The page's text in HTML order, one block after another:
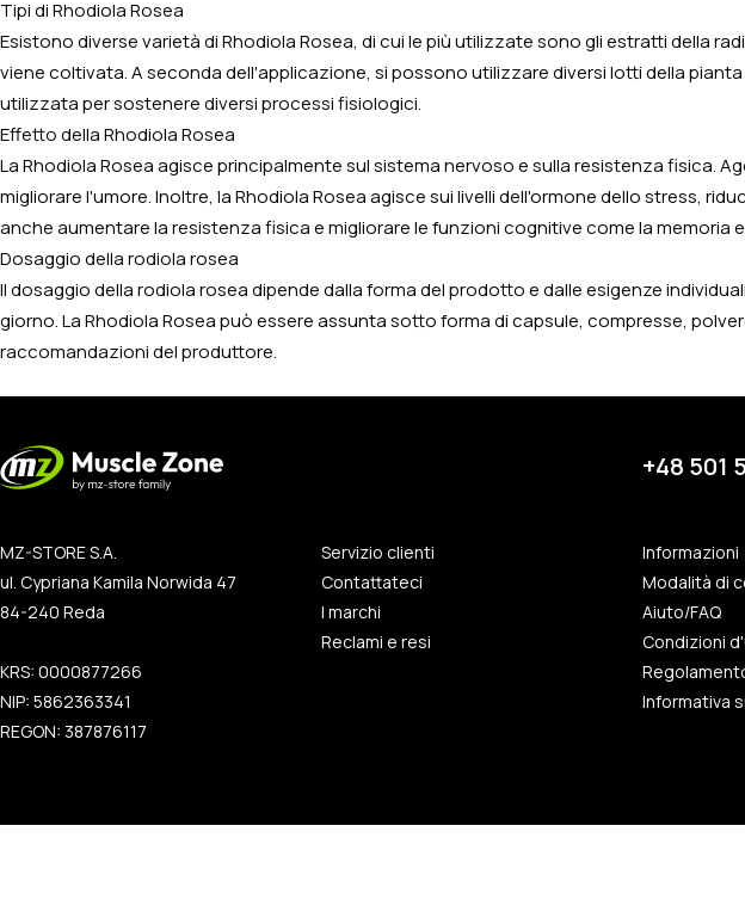
Tipi di Rhodiola Rosea
Esistono diverse varietà di Rhodiola Rosea, di cui le più utilizzate sono gli estratti della
viene coltivata. A seconda dell'applicazione, si possono utilizzare diversi lotti della
utilizzata per sostenere diversi processi fisiologici.
Effetto della Rhodiola Rosea
La Rhodiola Rosea agisce principalmente sul sistema nervoso e sulla resistenza fisica.
migliorare l'umore. Inoltre, la Rhodiola Rosea agisce sui livelli dell'ormone dello stress,
anche aumentare la resistenza fisica e migliorare le funzioni cognitive come la memoria
Dosaggio della rodiola rosea
Il dosaggio della rodiola rosea dipende dalla forma del prodotto e dalle esigenze
giorno. La Rhodiola Rosea può essere assunta sotto forma di capsule, compresse,
raccomandazioni del produttore.
+48 501
MZ-STORE S.A.
ul. Cypriana Kamila Norwida 47
84-240 Reda
KRS: 0000877266
NIP: 5862363341
REGON: 387876117
Servizio clienti
Contattateci
I marchi
Reclami e resi
Informazioni
Modalità di
Aiuto/FAQ
Condizioni
Informativa